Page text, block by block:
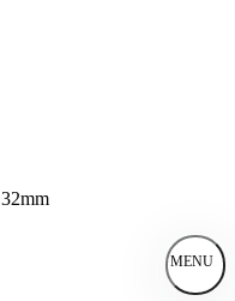
MENU